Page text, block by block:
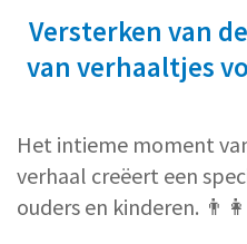
Versterken van
van verhaaltjes
Het intieme moment
verhaal creëert een
ouders en kinderen.